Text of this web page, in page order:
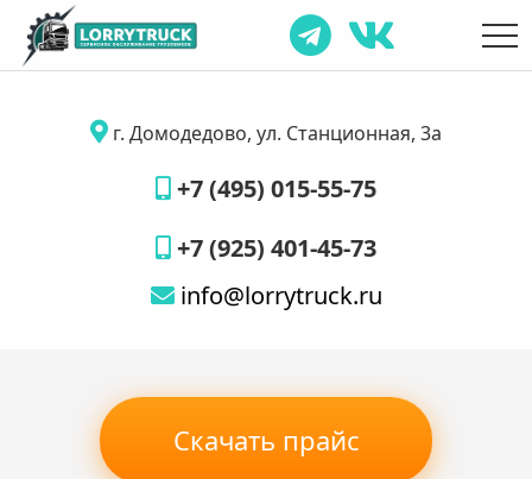
г. Домодедово, ул. Станционная, 3а
+7 (495) 015-55-75
+7 (925) 401-45-73
info@lorrytruck.ru
Скачать прайс